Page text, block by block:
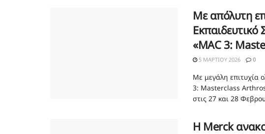
Με απόλυτη
«MAC 3:
5 ΜΑΡΤΊΟΥ 2026 0
Με μεγάλη επιτυχία
3: Masterclass
στις 27 και 28
Η Merck